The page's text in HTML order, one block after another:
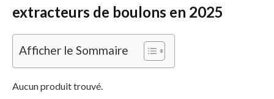
extracteurs de boulons en 2025
Afficher le Sommaire
Aucun produit trouvé.